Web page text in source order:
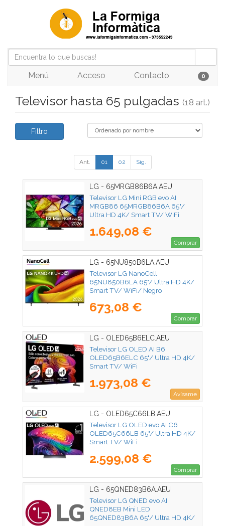
Menú Acceso Contacto 0
Televisor hasta 65 pulgadas (18 art.)
Filtro
Ant. 01 02 Sig.
LG - 65MRGB86B6A.AEU
Televisor LG Mini RGB evo AI
MRGB86 65MRGB86B6A 65"/
Ultra HD 4K/ Smart TV/ WiFi
1.649,08 €
Comprar
LG - 65NU850B6LA.AEU
Televisor LG NanoCell
65NU850B6LA 65"/ Ultra HD 4K/
Smart TV/ WiFi/ Negro
673,08 €
Comprar
LG - OLED65B6ELC.AEU
Televisor LG OLED AI B6
OLED65B6ELC 65"/ Ultra HD 4K/
Smart TV/ WiFi
1.973,08 €
Avísame
LG - OLED65C66LB.AEU
Televisor LG OLED evo AI C6
OLED65C66LB 65"/ Ultra HD 4K/
Smart TV/ WiFi
2.599,08 €
Comprar
LG - 65QNED83B6A.AEU
Televisor LG QNED evo AI
QNED8EB Mini LED
65QNED83B6A 65"/ Ultra HD 4K/